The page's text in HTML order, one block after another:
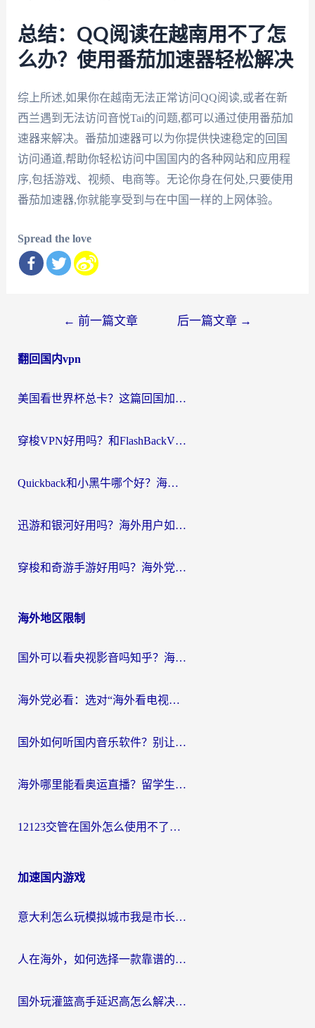
总结：QQ阅读在越南用不了怎
么办？使用番茄加速器轻松解决
综上所述,如果你在越南无法正常访问QQ阅读,或者在新
西兰遇到无法访问音悦Tai的问题,都可以通过使用番茄加
速器来解决。番茄加速器可以为你提供快速稳定的回国
访问通道,帮助你轻松访问中国国内的各种网站和应用程
序,包括游戏、视频、电商等。无论你身在何处,只要使用
番茄加速器,你就能享受到与在中国一样的上网体验。
Spread the love
导
← 前一篇文章 后一篇文章 →
翻回国内vpn
美国看世界杯总卡？这篇回国加速器指南帮你无缝刷国内资源（附苹果手机VPN设置步骤）
穿梭VPN好用吗？和FlashBackVPN对比哪个回国效果更好？
Quickback和小黑牛哪个好？海外党亲测指南，选对回国加速器秒回国内
迅游和银河好用吗？海外用户如何选择回国加速器实现无缝访问国内资源
穿梭和奇游手游好用吗？海外党亲测3款回国加速器，附蜜蜂加速器七天试用攻略
海外地区限制
国外可以看央视影音吗知乎？海外党亲测有效的回国加速方案
海外党必看：选对“海外看电视剧软件”，再也不用愁国内剧刷不了
国外如何听国内音乐软件？别让地域限制，断了你的中文歌单
海外哪里能看奥运直播？留学生&海外华人必看的体育赛事观赛终极指南
12123交管在国外怎么使用不了？海外华人必看的无缝访问国内资源指南
加速国内游戏
意大利怎么玩模拟城市我是市长？海外党国服游戏加速终极攻略（附三国3量子特攻解决办法）
人在海外，如何选择一款靠谱的玩剑灵2加速器？
国外玩灌篮高手延迟高怎么解决？海外玩家国服游戏加速终极指南